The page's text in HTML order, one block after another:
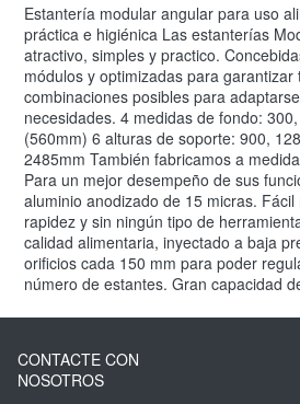
Estantería modular angular para uso
práctica e higiénica Las estanterías
atractivo, simples y practico.
módulos y optimizadas para garantizar
combinaciones posibles para
necesidades. 4 medidas de fondo:
(560mm) 6 alturas de soporte: 900,
2485mm También fabricamos a
Para un mejor desempeño de sus
aluminio anodizado de 15 micras.
rapidez y sin ningún tipo de
calidad alimentaria, inyectado a baja
orificios cada 150 mm para poder
número de estantes. Gran capacidad
CONTACTE CON
NOSOTROS